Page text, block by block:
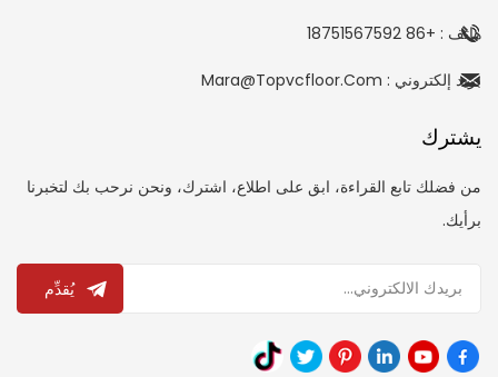
هاتف : +86 18751567592
بريد إلكتروني : Mara@topvcfloor.com
يشترك
من فضلك تابع القراءة، ابق على اطلاع، اشترك، ونحن نرحب بك لتخبرنا
برأيك.
يُقدِّم